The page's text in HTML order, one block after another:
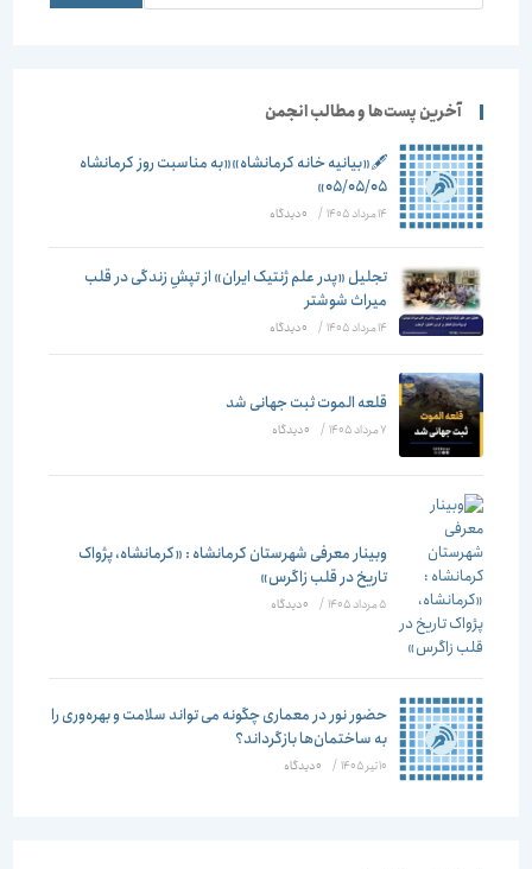
آخرین پست‌ها و مطالب انجمن
🖋️«بیانیه خانه کرمانشاه»«به مناسبت روز کرمانشاه
۰۵/۰۵/۰۵»
14 مرداد 1405 / ۰ دیدگاه
تجلیل «پدر علم ژنتیک ایران» از تپشِ زندگی در قلب
میراث شوشتر
14 مرداد 1405 / ۰ دیدگاه
قلعه الموت ثبت جهانی شد
7 مرداد 1405 / ۰ دیدگاه
وبینار معرفی شهرستان کرمانشاه : «کرمانشاه، پژواک
تاریخ در قلب زاگرس»
/ ۰ دیدگاه
حضور نور در معماری چگونه می تواند سلامت و بهره‌وری را
به ساختمان‌ها بازگرداند؟
10 تیر 1405 / ۰ دیدگاه